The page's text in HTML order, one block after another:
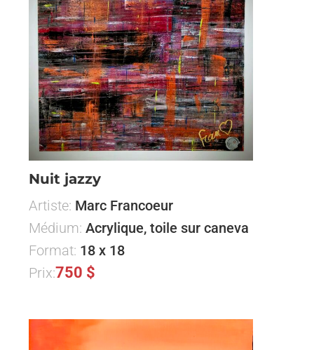
Nuit jazzy
Artiste: Marc Francoeur
Médium: Acrylique, toile sur caneva
Format: 18 x 18
Prix:750 $